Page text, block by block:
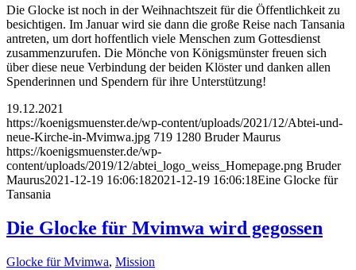
Die Glocke ist noch in der Weihnachtszeit für die Öffentlichkeit zu
besichtigen. Im Januar wird sie dann die große Reise nach Tansania
antreten, um dort hoffentlich viele Menschen zum Gottesdienst
zusammenzurufen. Die Mönche von Königsmünster freuen sich
über diese neue Verbindung der beiden Klöster und danken allen
Spenderinnen und Spendern für ihre Unterstützung!
19.12.2021
https://koenigsmuenster.de/wp-content/uploads/2021/12/Abtei-und-
neue-Kirche-in-Mvimwa.jpg 719 1280 Bruder Maurus
https://koenigsmuenster.de/wp-
content/uploads/2019/12/abtei_logo_weiss_Homepage.png Bruder
Maurus2021-12-19 16:06:182021-12-19 16:06:18Eine Glocke für
Tansania
Die Glocke für Mvimwa wird gegossen
Glocke für Mvimwa, Mission